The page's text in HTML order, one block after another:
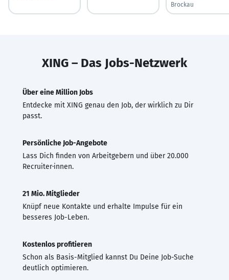
Brockau
XING – Das Jobs-Netzwerk
Über eine Million Jobs
Entdecke mit XING genau den Job, der wirklich zu Dir
passt.
Persönliche Job-Angebote
Lass Dich finden von Arbeitgebern und über 20.000
Recruiter·innen.
21 Mio. Mitglieder
Knüpf neue Kontakte und erhalte Impulse für ein
besseres Job-Leben.
Kostenlos profitieren
Schon als Basis-Mitglied kannst Du Deine Job-Suche
deutlich optimieren.